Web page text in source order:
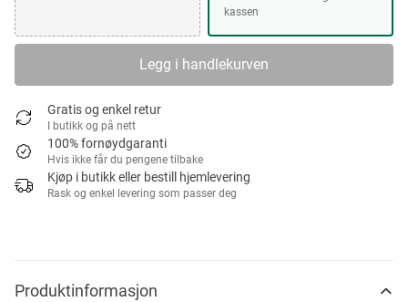
kassen
Legg i handlekurven
Gratis og enkel retur
I butikk og på nett
100% fornøydgaranti
Hvis ikke får du pengene tilbake
Kjøp i butikk eller bestill hjemlevering
Rask og enkel levering som passer deg
Produktinformasjon